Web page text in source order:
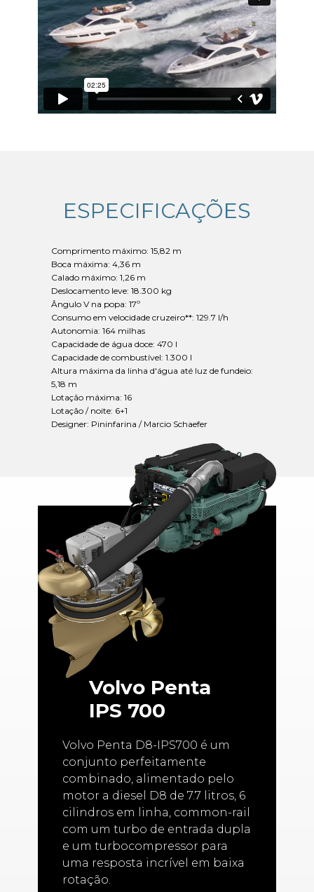
ESPECIFICAÇÕES
Comprimento máximo: 15,82 m
Boca máxima: 4,36 m
Calado máximo: 1,26 m
Deslocamento leve: 18.300 kg
Ângulo V na popa: 17º
Consumo em velocidade cruzeiro**: 129.7 l/h
Autonomia: 164 milhas
Capacidade de água doce: 470 l
Capacidade de combustível: 1.300 l
Altura máxima da linha d'água até luz de fundeio:
5,18 m
Lotação máxima: 16
Lotação / noite: 6+1
Designer: Pininfarina / Marcio Schaefer
Volvo Penta
IPS 700
Volvo Penta D8-IPS700 é um
conjunto perfeitamente
combinado, alimentado pelo
motor a diesel D8 de 7.7 litros, 6
cilindros em linha, common-rail
com um turbo de entrada dupla
e um turbocompressor para
uma resposta incrível em baixa
rotação.